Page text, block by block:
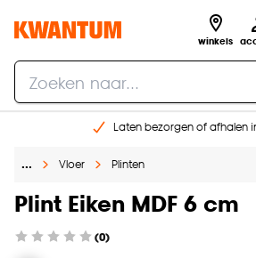
winkels
Laten bezorgen of afhalen
Gratis raam advies en
… Vloer Plinten
Plint Eiken MDF 6 cm
(0)